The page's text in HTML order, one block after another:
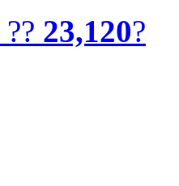
?? 23,120?